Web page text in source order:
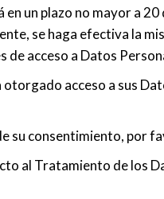
en un plazo no mayor a
se haga efectiva la
de acceso a Datos
otorgado acceso a sus
su consentimiento, por
al Tratamiento de los